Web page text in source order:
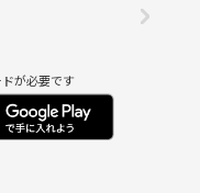
が必要です